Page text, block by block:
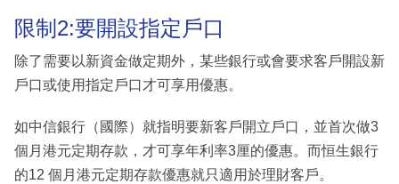
限制2:要開設指定戶口
除了需要以新資金做定期外，某些銀行或會要求客戶開設新
戶口或使用指定戶口才可享用優惠。
如中信銀行（國際）就指明要新客戶開立戶口，並首次做3
個月港元定期存款，才可享年利率3厘的優惠。而恒生銀行
的12 個月港元定期存款優惠就只適用於理財客戶。